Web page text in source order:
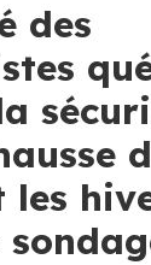
des
les